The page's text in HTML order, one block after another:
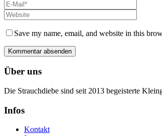
Save my name, email, and website in this
Über uns
Die Strauchdiebe sind seit 2013 begeisterte
Infos
Kontakt